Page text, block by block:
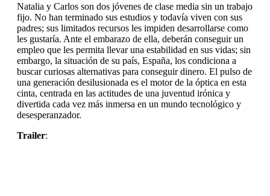
Natalia y Carlos son dos jóvenes de clase media sin un trabajo
fijo. No han terminado sus estudios y todavía viven con sus
padres; sus limitados recursos les impiden desarrollarse como
les gustaría. Ante el embarazo de ella, deberán conseguir un
empleo que les permita llevar una estabilidad en sus vidas; sin
embargo, la situación de su país, España, los condiciona a
buscar curiosas alternativas para conseguir dinero. El pulso de
una generación desilusionada es el motor de la óptica en esta
cinta, centrada en las actitudes de una juventud irónica y
divertida cada vez más inmersa en un mundo tecnológico y
desesperanzador.
Trailer: